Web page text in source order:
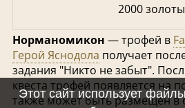
2000
Норманомикон — трофей в
Герой Яснодола получает
задания "Никто не забыт".
квеста трофей появляется на
также может быть размещен в
Этот сайт использует